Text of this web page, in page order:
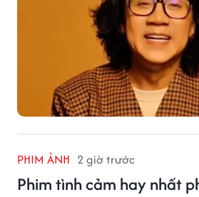
PHIM ẢNH 2 giờ trước
Phim tình cảm hay nhất